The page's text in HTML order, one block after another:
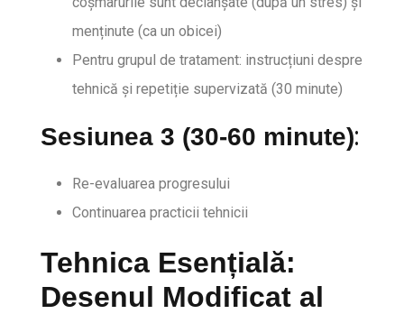
menținute (ca un obicei)
Pentru grupul de tratament: instrucțiuni despre
tehnică și repetiție supervizată (30 minute)
Sesiunea 3 (30-60 minute):
Re-evaluarea progresului
Continuarea practicii tehnicii
Tehnica Esențială:
Desenul Modificat al